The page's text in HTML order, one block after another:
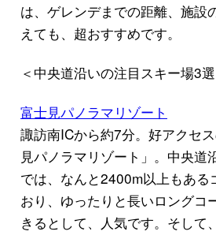
は、ゲレンデまでの距離、施設
えても、超おすすめです。
＜中央道沿いの注目スキー場3選
富士見パノラマリゾート
諏訪南ICから約7分。好アクセ
見パノラマリゾート」。中央道
では、なんと2400m以上もある
おり、ゆったりと長いロングコ
きるとして、人気です。そして